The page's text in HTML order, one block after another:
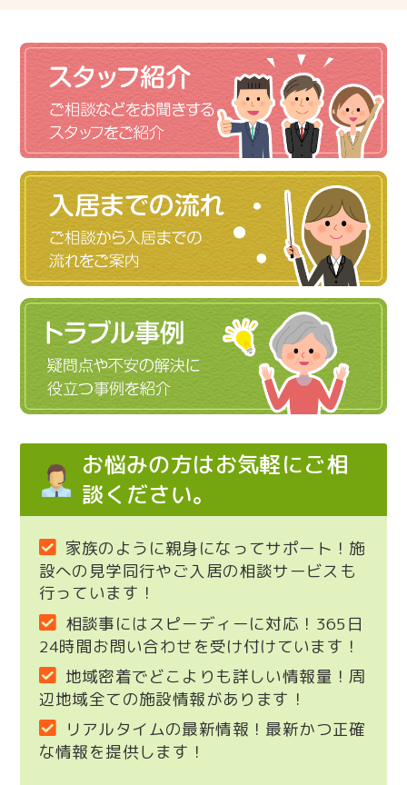
お悩みの方はお気軽にご相
談ください。
家族のように親身になってサポート！施
設への見学同行やご入居の相談サービスも
行っています！
相談事にはスピーディーに対応！365日
24時間お問い合わせを受け付けています！
地域密着でどこよりも詳しい情報量！周
辺地域全ての施設情報があります！
リアルタイムの最新情報！最新かつ正確
な情報を提供します！